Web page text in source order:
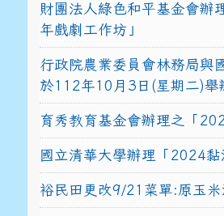
財團法人綠色和平基金會辦
年戲劇工作坊」
行政院農業委員會林務局與
於112年10月3日(星期二)舉
育秀教育基金會辦理之「
國立清華大學辦理「2024黏
裕民田更改9/21菜單:原玉